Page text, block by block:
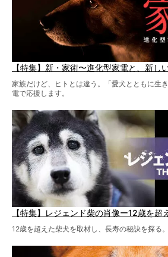
【特集】新・家術〜進化型家電と、新し
家族だけど、ヒトとは違う。「愛犬とともに生
電で応援します。
【特集】レジェンド柴の肖像ー12歳を超
12歳を超えた柴犬を取材し、長寿の秘訣を探る。